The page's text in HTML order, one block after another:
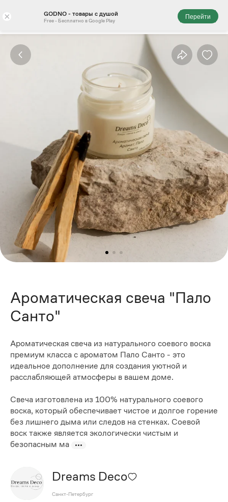
× GODNO - товары с душой
Free - Бесплатно в Google Play
Перейти
Ароматическая свеча "Пало
Санто"
Ароматическая свеча из натурального соевого воска
премиум класса с ароматом Пало Санто - это
идеальное дополнение для создания уютной и
расслабляющей атмосферы в вашем доме.
Свеча изготовлена из 100% натурального соевого
воска, который обеспечивает чистое и долгое горение
без лишнего дыма или следов на стенках. Соевой
воск также является экологически чистым и
безопасным ма
Dreams Deco
Санкт-Петербург